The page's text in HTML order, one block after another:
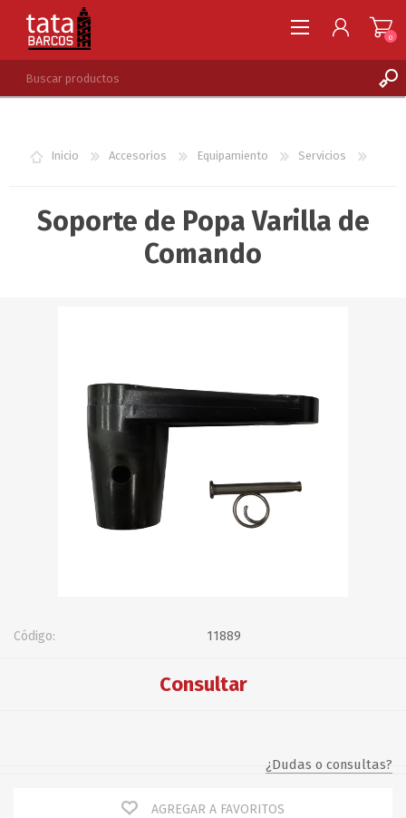
LISTA DE DESEOS
0
Inicio Accesorios Equipamiento Servicios
Soporte de Popa Varilla de
Comando
Código: 11889
Consultar
¿Dudas o consultas?
AGREGAR A FAVORITOS